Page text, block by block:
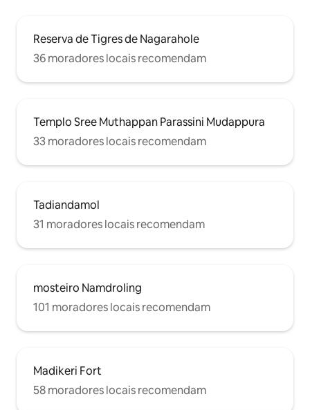
Reserva de Tigres de Nagarahole
36 moradores locais recomendam
Templo Sree Muthappan Parassini Mudappura
33 moradores locais recomendam
Tadiandamol
31 moradores locais recomendam
mosteiro Namdroling
101 moradores locais recomendam
Madikeri Fort
58 moradores locais recomendam